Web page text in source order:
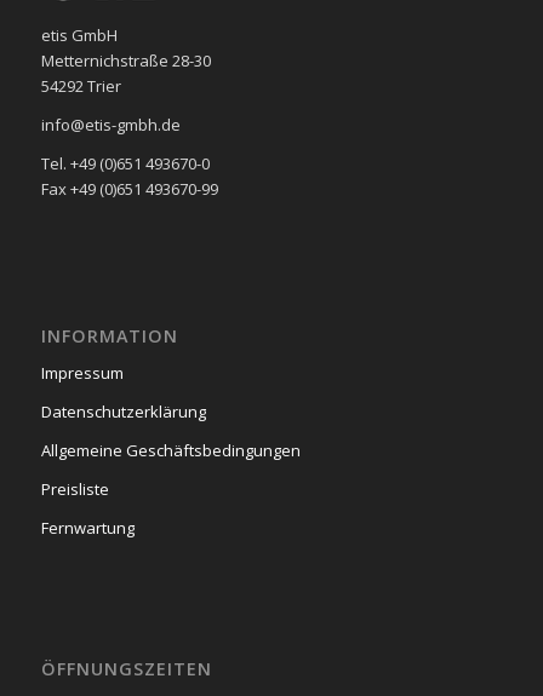
etis GmbH
Metternichstraße 28-30
54292 Trier
info@etis-gmbh.de
Tel. +49 (0)651 493670-0
Fax +49 (0)651 493670-99
INFORMATION
Impressum
Datenschutzerklärung
Allgemeine Geschäftsbedingungen
Preisliste
Fernwartung
ÖFFNUNGSZEITEN